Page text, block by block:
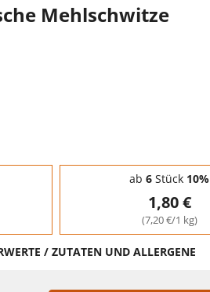
Mehlschwitze
ab 6 Stück 10%
1,80 €
(7,20 €/1 kg)
/ ZUTATEN UND ALLERGENE